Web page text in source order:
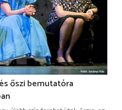
őszi bemutatóra